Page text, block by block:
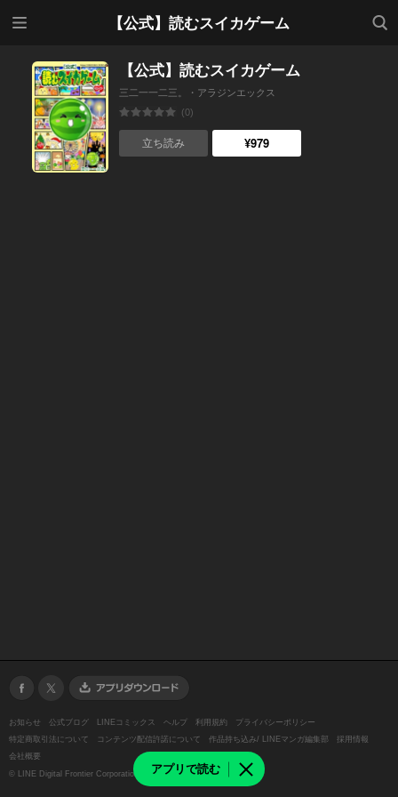
【公式】読むスイカゲーム
検索
アプリで読む
【公式】読むスイカゲーム
三二一一二三。・アラジンエックス
(0)
立ち読み ¥979
お知らせ 公式ブログ LINEコミックス ヘルプ 利用規約
プライバシーポリシー
特定商取引法について
コンテンツ配信許諾について 作品持ち込み/ LINEマンガ編集部
採用情報
会社概要
© LINE Digital Frontier Corporation